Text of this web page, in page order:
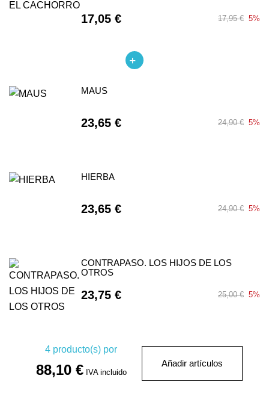
17,05 € 17,95 € 5%
MAUS
23,65 € 24,90 € 5%
HIERBA
23,65 € 24,90 € 5%
CONTRAPASO. LOS HIJOS DE LOS
OTROS
23,75 € 25,00 € 5%
4 producto(s) por
88,10 € IVA incluido
Añadir artículos